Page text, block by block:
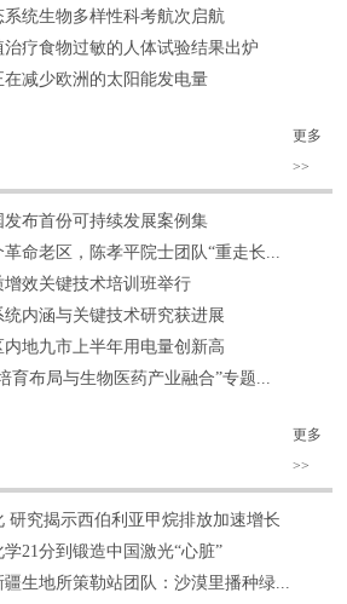
统生物多样性科考航次启航
疗食物过敏的人体试验结果出炉
在减少欧洲的太阳能发电量
更多
>>
布首份可持续发展案例集
革命老区，陈孝平院士团队“重走长...
效关键技术培训班举行
内涵与关键技术研究获进展
地九市上半年用电量创新高
育布局与生物医药产业融合”专题...
更多
>>
研究揭示西伯利亚甲烷排放加速增长
21分到锻造中国激光“心脏”
生地所策勒站团队：沙漠里播种绿...